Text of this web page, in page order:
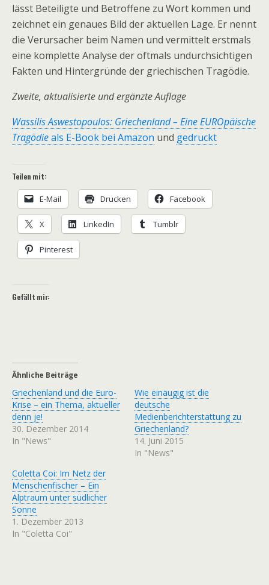
lässt Beteiligte und Betroffene zu Wort kommen und
zeichnet ein genaues Bild der aktuellen Lage. Er nennt
die Verursacher beim Namen und vermittelt erstmals
eine komplette Analyse der oftmals undurchsichtigen
Fakten und Hintergründe der griechischen Tragödie.
Zweite, aktualisierte und ergänzte Auflage
Wassilis Aswestopoulos: Griechenland – Eine EUROpäische
Tragödieals E-Book bei Amazon und gedruckt
Teilen mit:
E-Mail Drucken Facebook
X LinkedIn Tumblr
Pinterest
Gefällt mir:
Ähnliche Beiträge
Griechenland und die Euro-
Krise – ein Thema, aktueller
denn je!
30. Dezember 2014
In "News"
Wie einäugig ist die
deutsche
Medienberichterstattung zu
Griechenland?
14. Juni 2015
In "News"
Coletta Coi: Im Netz der
Menschenfischer – Ein
Alptraum unter südlicher
Sonne
1. Dezember 2013
In "Coletta Coi"